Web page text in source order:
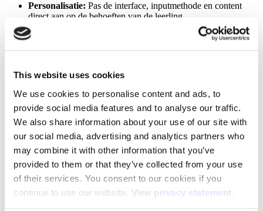
This website uses cookies
We use cookies to personalise content and ads, to
provide social media features and to analyse our traffic.
We also share information about your use of our site with
our social media, advertising and analytics partners who
may combine it with other information that you’ve
provided to them or that they’ve collected from your use
of their services. You consent to our cookies if you
continue to use our website. View privacy statement
Personalisatie: Pas de interface, inputmethode en content
direct aan op de behoeften van de leerling.
Samen leren:
Een gedeelde werkruimte waarin leerlingen
met verschillende vaardigheden toch samen aan één taak
for Learning (UDL): onderwijs ontwerpen waarbij leerbarrières al
worden weggenomen voordat ze ontstaan.
De basis eerst: essentiële aanpassingen
voor iedere klas
Voordat je complexe lesplannen maakt, is het slim om eerst de
basisinstellingen van je display te optimaliseren. Kleine
aanpassingen kunnen een enorme impact hebben op de dagelijkse
bruikbaarheid voor leerlingen met verschillende behoeften.